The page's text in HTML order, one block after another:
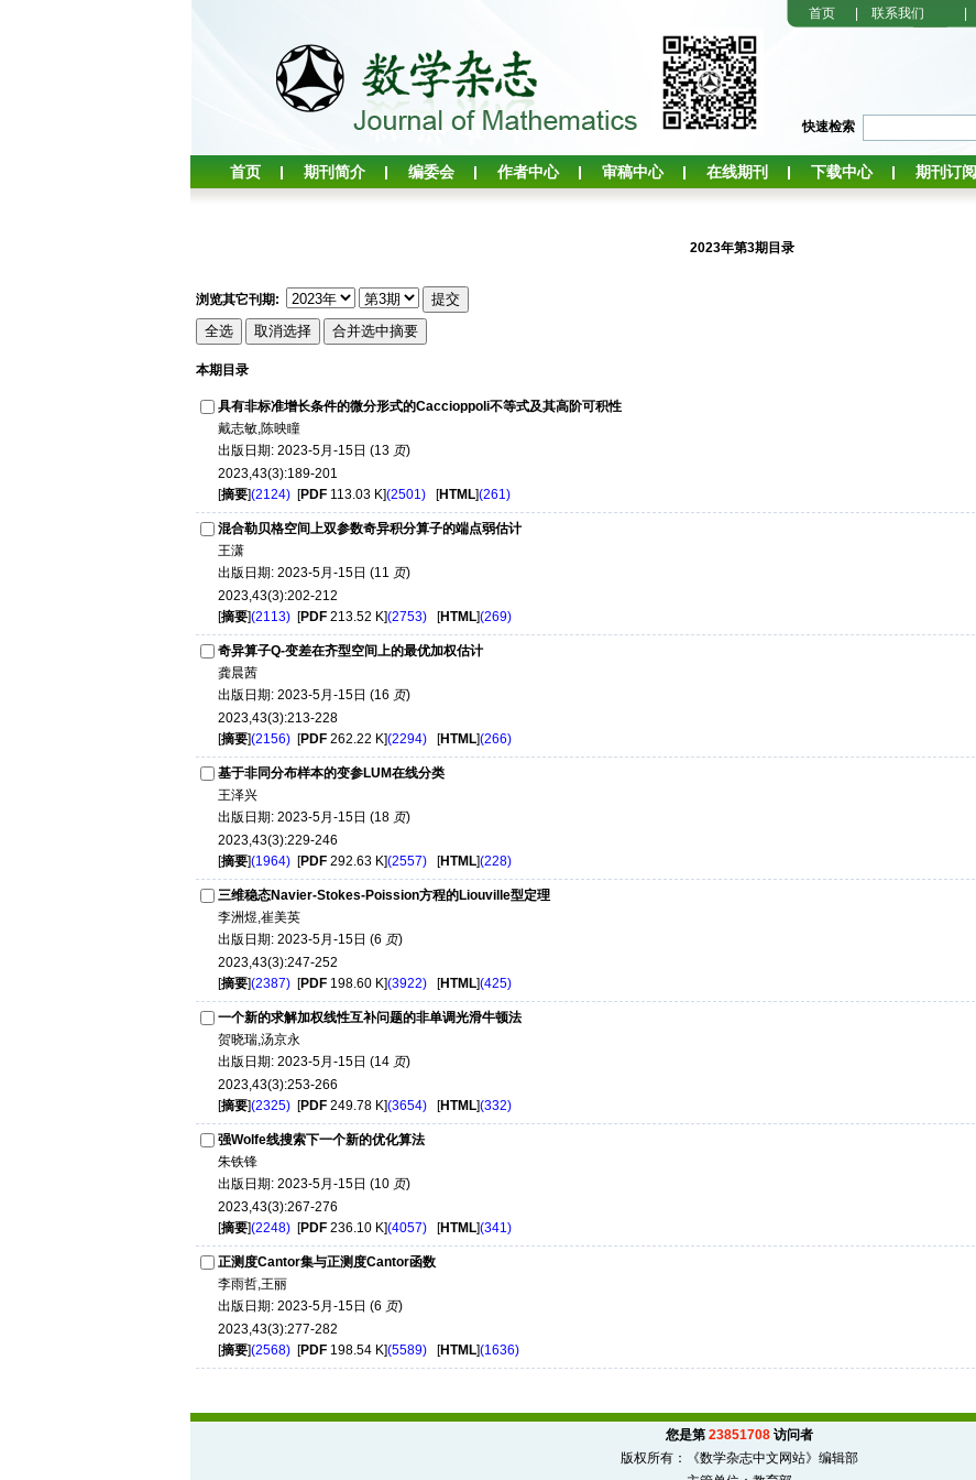
首页 联系我们
快速检索
首页 期刊简介 编委会 作者中心 审稿中心 在线期刊 下载中心 期刊订阅
2023年第3期目录
浏览其它刊期:
本期目录
具有非标准增长条件的微分形式的Caccioppoli不等式及其高阶可积性
戴志敏,陈映瞳
出版日期: 2023-5月-15日 (13 页)
2023,43(3):189-201
[摘要](2124) [PDF 113.03 K](2501) [HTML](261)
混合勒贝格空间上双参数奇异积分算子的端点弱估计
王潇
出版日期: 2023-5月-15日 (11 页)
2023,43(3):202-212
[摘要](2113) [PDF 213.52 K](2753) [HTML](269)
奇异算子Q-变差在齐型空间上的最优加权估计
龚晨茜
出版日期: 2023-5月-15日 (16 页)
2023,43(3):213-228
[摘要](2156) [PDF 262.22 K](2294) [HTML](266)
基于非同分布样本的变参LUM在线分类
王泽兴
出版日期: 2023-5月-15日 (18 页)
2023,43(3):229-246
[摘要](1964) [PDF 292.63 K](2557) [HTML](228)
三维稳态Navier-Stokes-Poission方程的Liouville型定理
李洲煜,崔美英
出版日期: 2023-5月-15日 (6 页)
2023,43(3):247-252
[摘要](2387) [PDF 198.60 K](3922) [HTML](425)
一个新的求解加权线性互补问题的非单调光滑牛顿法
贺晓瑞,汤京永
出版日期: 2023-5月-15日 (14 页)
2023,43(3):253-266
[摘要](2325) [PDF 249.78 K](3654) [HTML](332)
强Wolfe线搜索下一个新的优化算法
朱铁锋
出版日期: 2023-5月-15日 (10 页)
2023,43(3):267-276
[摘要](2248) [PDF 236.10 K](4057) [HTML](341)
正测度Cantor集与正测度Cantor函数
李雨哲,王丽
出版日期: 2023-5月-15日 (6 页)
2023,43(3):277-282
[摘要](2568) [PDF 198.54 K](5589) [HTML](1636)
您是第 23851708 访问者
版权所有：《数学杂志中文网站》编辑部